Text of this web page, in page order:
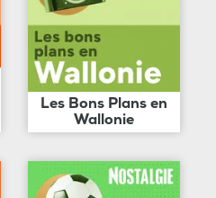
Les Bons Plans en
Wallonie